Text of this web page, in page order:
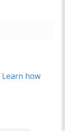
Learn how